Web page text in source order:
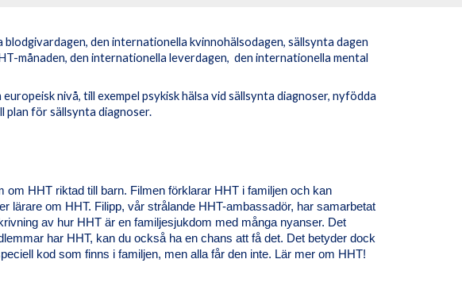
den internationella kvinnohälsodagen, sällsynta dagen
månaden, den internationella leverdagen, den internationella mental
nivå, till exempel psykisk hälsa vid sällsynta diagnoser, nyfödda
plan för sällsynta diagnoser.
HHT riktad till barn. Filmen förklarar HHT i familjen och kan
lärare om HHT. Filipp, vår strålande HHT-ambassadör, har samarbetat
av hur HHT är en familjesjukdom med många nyanser. Det
har HHT, kan du också ha en chans att få det. Det betyder dock
kod som finns i familjen, men alla får den inte. Lär mer om HHT!